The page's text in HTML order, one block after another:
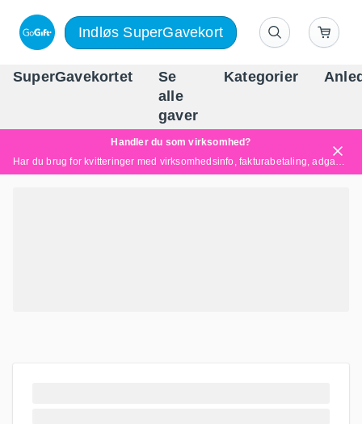
Indløs SuperGavekort
SuperGavekortet
Se
alle
gaver
Kategorier
Handler du som virksomhed?
Har du brug for kvitteringer med virksomhedsinfo, fakturabetaling, adgang for flere brugere eller skræddersyede løsninger?